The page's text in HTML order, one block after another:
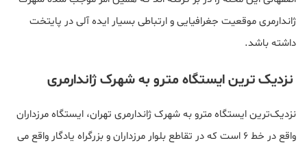
ژاندارمری موقعیت جغرافیایی و ارتباطی بسیار ایده آلی در پایتخت
داشته باشد.
نزدیک ترین ایستگاه مترو به شهرک ژاندارمری
نزدیک‌ترین ایستگاه مترو به شهرک ژاندارمری تهران، ایستگاه مرزداران
واقع در خط ۶ است که در تقاطع بلوار مرزداران و بزرگراه یادگار واقع می